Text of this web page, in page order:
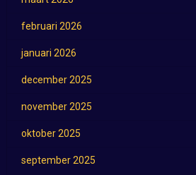
februari 2026
januari 2026
december 2025
november 2025
oktober 2025
september 2025